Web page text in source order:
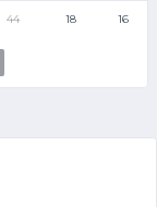
44 18 16